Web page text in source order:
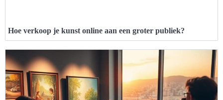
Hoe verkoop je kunst online aan een groter publiek?